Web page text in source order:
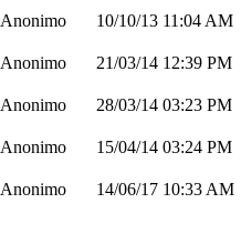
Anonimo 10/10/13 11:04 AM
Anonimo 21/03/14 12:39 PM
Anonimo 28/03/14 03:23 PM
Anonimo 15/04/14 03:24 PM
Anonimo 14/06/17 10:33 AM